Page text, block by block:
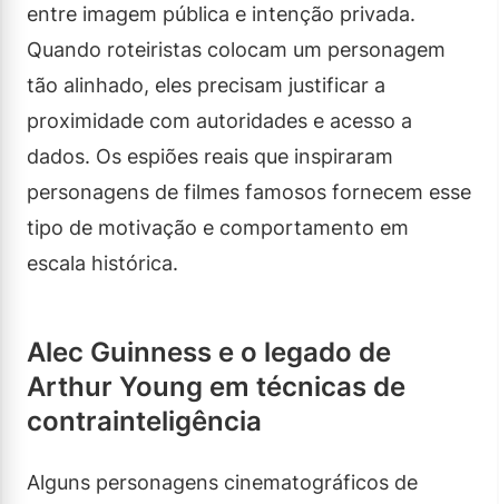
entre imagem pública e intenção privada.
Quando roteiristas colocam um personagem
tão alinhado, eles precisam justificar a
proximidade com autoridades e acesso a
dados. Os espiões reais que inspiraram
personagens de filmes famosos fornecem esse
tipo de motivação e comportamento em
escala histórica.
Alec Guinness e o legado de
Arthur Young em técnicas de
contrainteligência
Alguns personagens cinematográficos de